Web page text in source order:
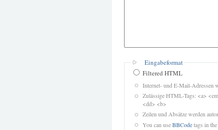
Eingabeformat
Filtered HTML
Internet- und E-Mail-Adressen
Zulässige HTML-Tags: <a>
<dd> <b>
Zeilen und Absätze werden
You can useBBCodetags in